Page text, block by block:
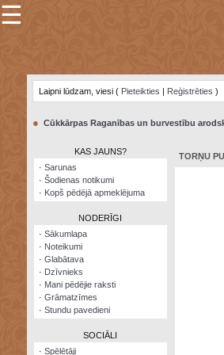
×
Šodienas
Visatcera
almanahs
☰
Laipni lūdzam, viesi ( Pieteikties | Reģistrēties )
● Cūkkārpas Raganības un burvestību
KAS JAUNS?
· Sarunas
· Šodienas notikumi
· Kopš pēdējā apmeklējuma
NODERĪGI
· Sākumlapa
· Noteikumi
· Glabātava
· Dzīvnieks
· Mani pēdējie raksti
· Grāmatzīmes
· Stundu pavedieni
SOCIĀLI
· Spēlētāji
TORŅU